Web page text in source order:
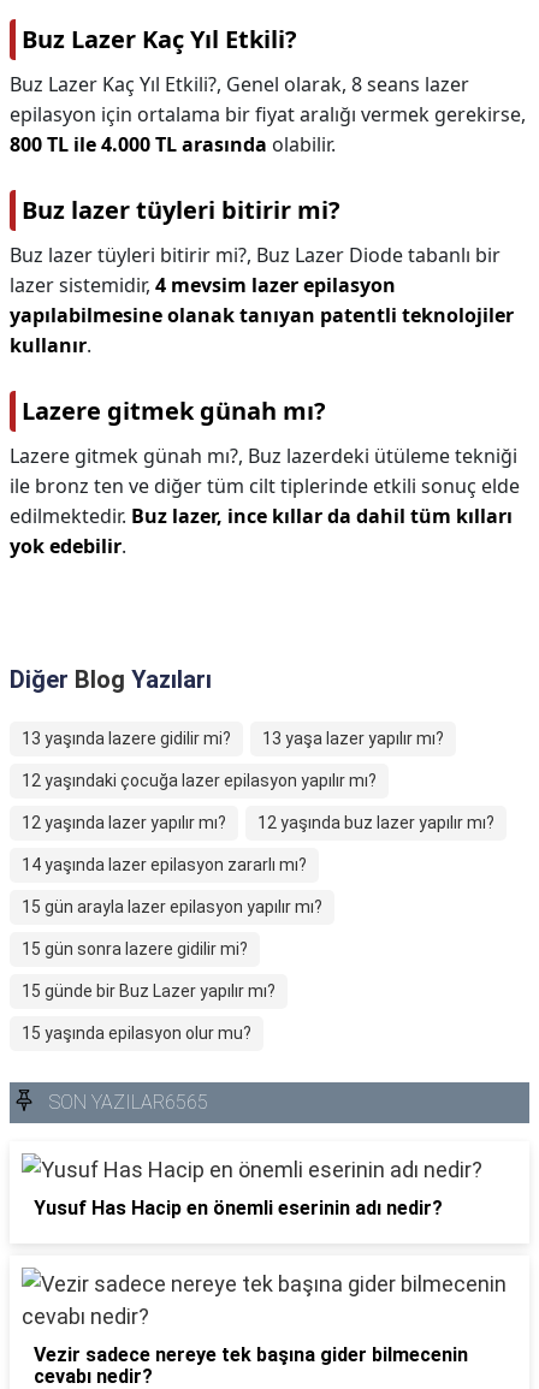
Buz Lazer Kaç Yıl Etkili?
Buz Lazer Kaç Yıl Etkili?, Genel olarak, 8 seans lazer
epilasyon için ortalama bir fiyat aralığı vermek gerekirse,
800 TL ile 4.000 TL arasında olabilir.
Buz lazer tüyleri bitirir mi?
Buz lazer tüyleri bitirir mi?, Buz Lazer Diode tabanlı bir
lazer sistemidir, 4 mevsim lazer epilasyon
yapılabilmesine olanak tanıyan patentli teknolojiler
kullanır.
Lazere gitmek günah mı?
Lazere gitmek günah mı?, Buz lazerdeki ütüleme tekniği
ile bronz ten ve diğer tüm cilt tiplerinde etkili sonuç elde
edilmektedir. Buz lazer, ince kıllar da dahil tüm kılları
yok edebilir.
Diğer Blog Yazıları
13 yaşında lazere gidilir mi? 13 yaşa lazer yapılır mı?
12 yaşındaki çocuğa lazer epilasyon yapılır mı?
12 yaşında lazer yapılır mı? 12 yaşında buz lazer yapılır mı?
14 yaşında lazer epilasyon zararlı mı?
15 gün arayla lazer epilasyon yapılır mı?
15 gün sonra lazere gidilir mi?
15 günde bir Buz Lazer yapılır mı?
15 yaşında epilasyon olur mu?
SON YAZILAR6565
Yusuf Has Hacip en önemli eserinin adı nedir?
Vezir sadece nereye tek başına gider bilmecenin
cevabı nedir?